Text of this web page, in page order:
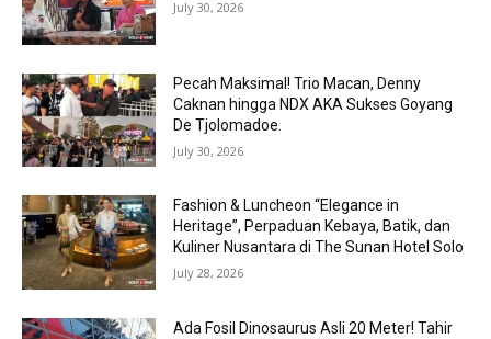
July 30, 2026
Pecah Maksimal! Trio Macan, Denny
Caknan hingga NDX AKA Sukses Goyang
De Tjolomadoe.
July 30, 2026
Fashion & Luncheon “Elegance in
Heritage”, Perpaduan Kebaya, Batik, dan
Kuliner Nusantara di The Sunan Hotel Solo
July 28, 2026
Ada Fosil Dinosaurus Asli 20 Meter! Tahir